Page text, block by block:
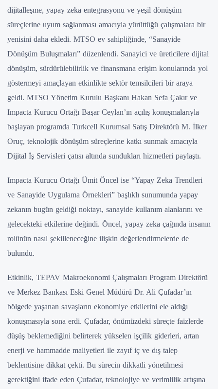
dijitalleşme, yapay zeka entegrasyonu ve yeşil dönüşüm
süreçlerine uyum sağlanması amacıyla yürüttüğü çalışmalara bir
yenisini daha ekledi. MTSO ev sahipliğinde, “Sanayide
Dönüşüm Buluşmaları” düzenlendi. Sanayici ve üreticilere dijital
dönüşüm, sürdürülebilirlik ve finansmana erişim konularında yol
göstermeyi amaçlayan etkinlikte sektör temsilcileri bir araya
geldi. MTSO Yönetim Kurulu Başkanı Hakan Sefa Çakır ve
Impacta Kurucu Ortağı Başar Ceylan’ın açılış konuşmalarıyla
başlayan programda Turkcell Kurumsal Satış Direktörü M. İlker
Oruç, teknolojik dönüşüm süreçlerine katkı sunmak amacıyla
Dijital İş Servisleri çatısı altında sundukları hizmetleri paylaştı.
Impacta Kurucu Ortağı Ümit Öncel ise “Yapay Zeka Trendleri
ve Sanayide Uygulama Örnekleri” başlıklı sunumunda yapay
zekanın bugün geldiği noktayı, sanayide kullanım alanlarını ve
gelecekteki etkilerine değindi. Öncel, yapay zeka çağında insanın
rolünün nasıl şekilleneceğine ilişkin değerlendirmelerde de
bulundu.
Etkinlik, TEPAV Makroekonomi Çalışmaları Program Direktörü
ve Merkez Bankası Eski Genel Müdürü Dr. Ali Çufadar’ın
bölgede yaşanan savaşların ekonomiye etkilerini ele aldığı
konuşmasıyla sona erdi. Çufadar, önümüzdeki süreçte faizlerde
düşüş beklemediğini belirterek yükselen işçilik giderleri, artan
enerji ve hammadde maliyetleri ile zayıf iç ve dış talep
beklentisine dikkat çekti. Bu sürecin dikkatli yönetilmesi
gerektiğini ifade eden Çufadar, teknolojiye ve verimlilik artışına